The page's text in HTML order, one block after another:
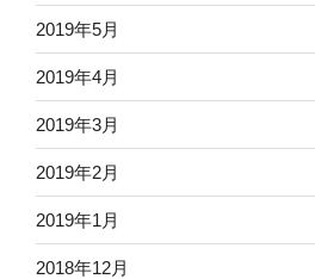
2019年5月
2019年4月
2019年3月
2019年2月
2019年1月
2018年12月